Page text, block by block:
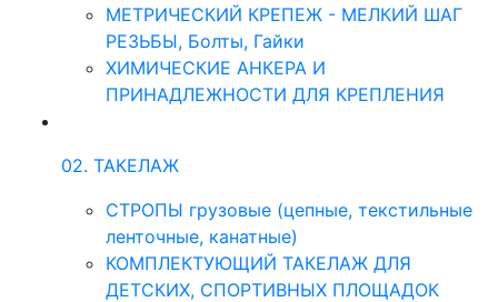
МЕТРИЧЕСКИЙ КРЕПЕЖ - МЕЛКИЙ ШАГ
РЕЗЬБЫ, Болты, Гайки
ХИМИЧЕСКИЕ АНКЕРА И
ПРИНАДЛЕЖНОСТИ ДЛЯ КРЕПЛЕНИЯ
02. ТАКЕЛАЖ
СТРОПЫ грузовые (цепные, текстильные
ленточные, канатные)
КОМПЛЕКТУЮЩИЙ ТАКЕЛАЖ ДЛЯ
ДЕТСКИХ, СПОРТИВНЫХ ПЛОЩАДОК